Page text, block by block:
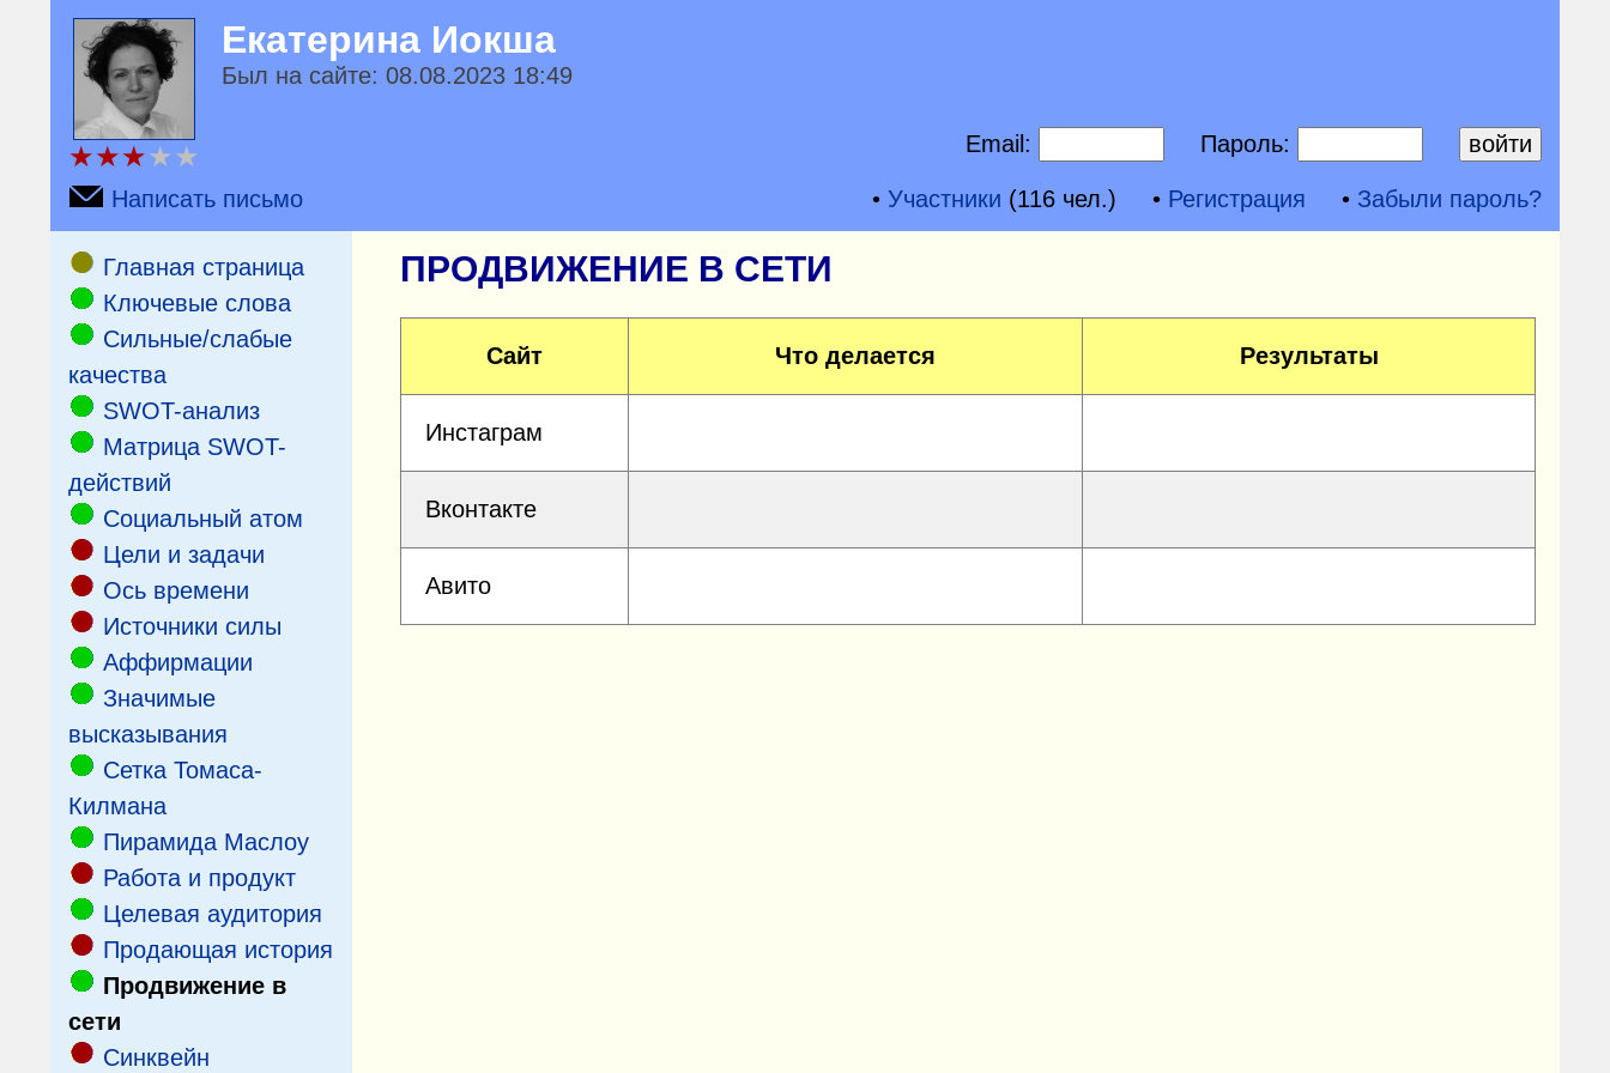
★★★★★
Екатерина Иокша
Был на сайте: 08.08.2023 18:49
Написать письмо
Email: Пароль:
• Участники (116 чел.) • Регистрация • Забыли пароль?
Главная страница
Ключевые слова
Сильные/слабые
качества
SWOT-анализ
Матрица SWOT-
действий
Социальный атом
Цели и задачи
Ось времени
Источники силы
Аффирмации
Значимые
высказывания
Сетка Томаса-
Килмана
Пирамида Маслоу
Работа и продукт
Целевая аудитория
Продающая история
Продвижение в
сети
Cинквейн
ПРОДВИЖЕНИЕ В СЕТИ
Сайт Что делается Результаты
Инстаграм
Вконтакте
Авито